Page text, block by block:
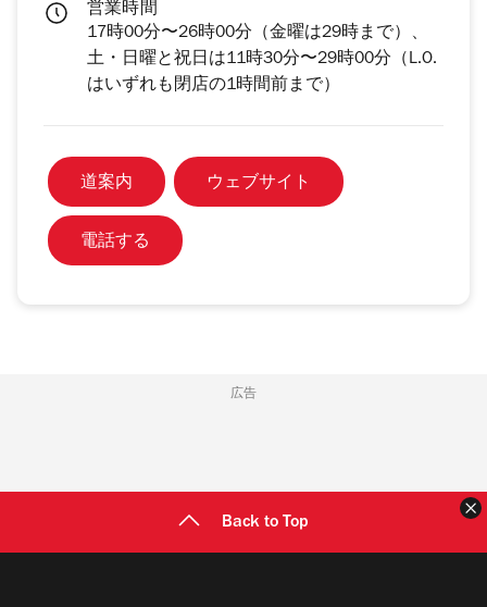
営業時間
17時00分〜26時00分（金曜は29時まで）、
土・日曜と祝日は11時30分〜29時00分（L.O.
はいずれも閉店の1時間前まで）
道案内 ウェブサイト
電話する
広告
Back to Top